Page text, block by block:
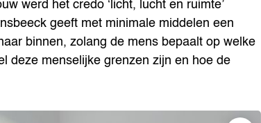
werd het credo ‘licht, lucht en ruimte’
geeft met minimale middelen een
binnen, zolang de mens bepaalt op welke
deze menselijke grenzen zijn en hoe de